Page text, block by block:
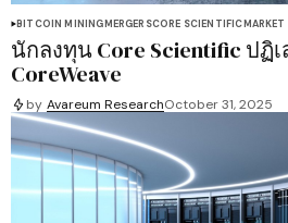
BITCOIN MINING MERGERSCORE SCIENTIFIC MARKET
นักลงทุน Core Scientific ปฏิ
CoreWeave
by Avareum ResearchOctober 31, 2025